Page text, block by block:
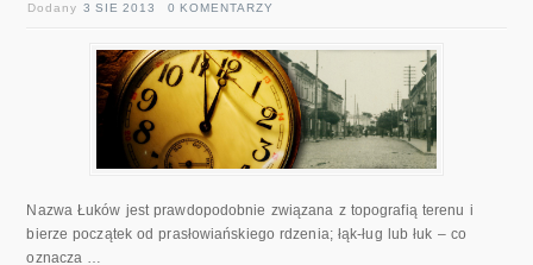
Dodany3 SIE 2013 0 KOMENTARZY
Nazwa Łuków jest prawdopodobnie związana z topografią terenu i
bierze początek od prasłowiańskiego rdzenia; łąk-ług lub łuk – co
oznacza …